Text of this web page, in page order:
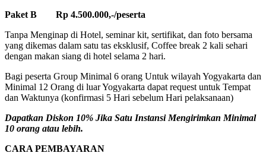
Paket B Rp 4.500.000,-/peserta
Tanpa Menginap di Hotel, seminar kit, sertifikat, dan foto bersama
yang dikemas dalam satu tas eksklusif, Coffee break 2 kali sehari
dengan makan siang di hotel selama 2 hari.
Bagi peserta Group Minimal 6 orang Untuk wilayah Yogyakarta dan
Minimal 12 Orang di luar Yogyakarta dapat request untuk Tempat
dan Waktunya (konfirmasi 5 Hari sebelum Hari pelaksanaan)
Dapatkan Diskon 10% Jika Satu Instansi Mengirimkan Minimal
10 orang atau lebih.
CARA PEMBAYARAN